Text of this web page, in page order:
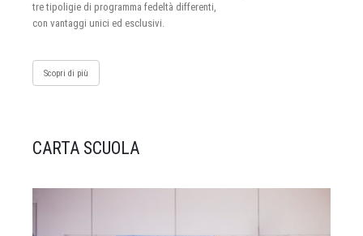
tre tipoligie di programma fedeltà differenti,
con vantaggi unici ed esclusivi.
Scopri di più
CARTA SCUOLA